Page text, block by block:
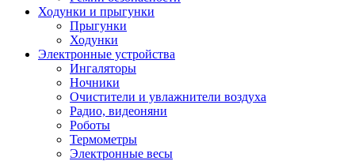
Ходунки и прыгунки
Прыгунки
Ходунки
Электронные устройства
Ингаляторы
Ночники
Очистители и увлажнители воздуха
Радио, видеоняни
Роботы
Термометры
Электронные весы